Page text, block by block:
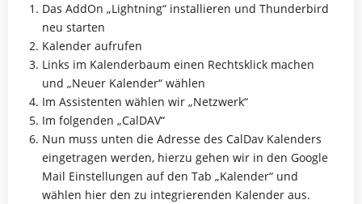
Das AddOn „Lightning“ installieren und Thunderbird
neu starten
Kalender aufrufen
Links im Kalenderbaum einen Rechtsklick machen
und „Neuer Kalender“ wählen
Im Assistenten wählen wir „Netzwerk“
Im folgenden „CalDAV“
Nun muss unten die Adresse des CalDav Kalenders
eingetragen werden, hierzu gehen wir in den Google
Mail Einstellungen auf den Tab „Kalender“ und
wählen hier den zu integrierenden Kalender aus.